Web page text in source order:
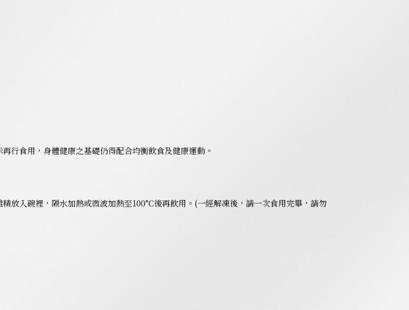
行食用，身體健康之基礎仍得配合均衡飲食及健康運動。
放入碗裡，隔水加熱或微波加熱至100°C後再飲用。(一經解凍後，請一次食用完畢，請勿